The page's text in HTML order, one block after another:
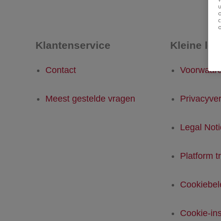
Klantenservice
Contact
Meest gestelde vragen
Kleine
Legal
Platform
Cookie-